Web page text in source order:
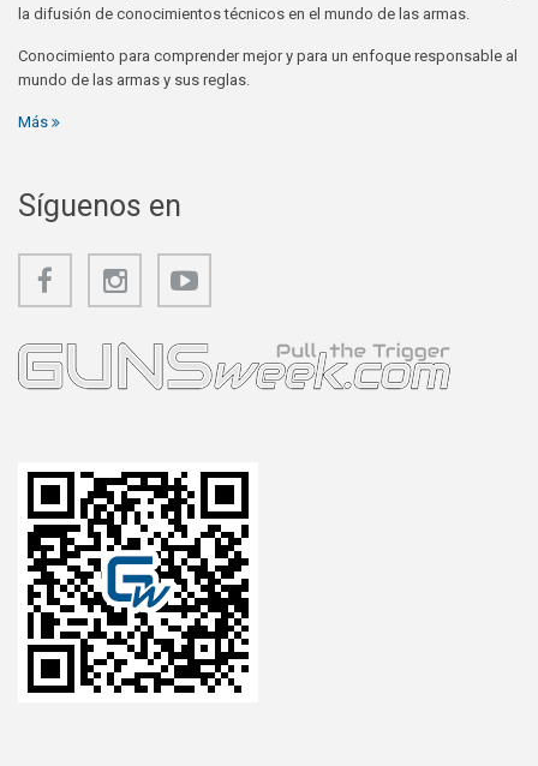
la difusión de conocimientos técnicos en el mundo de las armas.
Conocimiento para comprender mejor y para un enfoque responsable al
mundo de las armas y sus reglas.
Más
Síguenos en